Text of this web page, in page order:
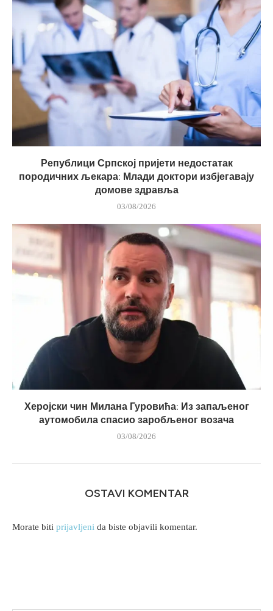
Републици Српској пријети недостатак
породичних љекара: Млади доктори избјегавају
домове здравља
03/08/2026
Херојски чин Милана Гуровића: Из запаљеног
аутомобила спасио заробљеног возача
03/08/2026
OSTAVI KOMENTAR
Morate biti prijavljeni da biste objavili komentar.